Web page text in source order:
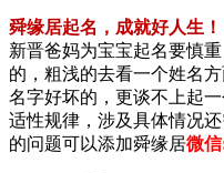
舜缘居起名，成就好人生！
新晋爸妈为宝宝起名要慎
的，粗浅的去看一个姓名
名字好坏的，更谈不上起
适性规律，涉及具体情况
的问题可以添加舜缘居微信